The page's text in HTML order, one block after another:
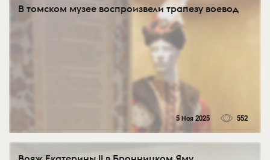
В томском музее воспроизвели трапезу воевод
5 Ноя 2025 552